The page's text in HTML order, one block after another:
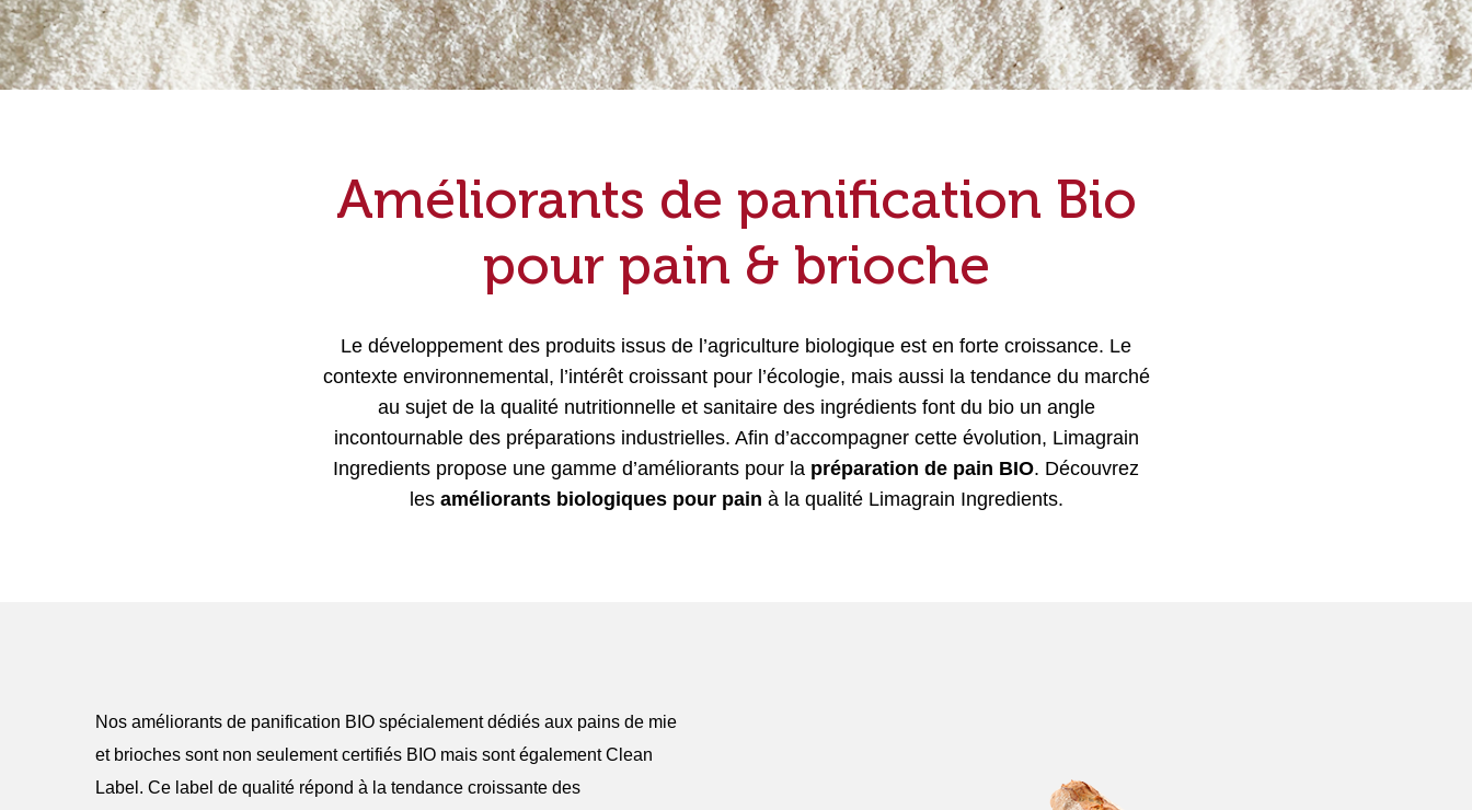
Farines & Semoules
Grains soufflés & Ingrédients toastésAméliorants de panification Bio
pour pain & brioche
Le développement des produits issus de l’agriculture biologique est en forte croissance. Le
contexte environnemental, l’intérêt croissant pour l’écologie, mais aussi la tendance du marché
au sujet de la qualité nutritionnelle et sanitaire des ingrédients font du bio un angle
incontournable des préparations industrielles. Afin d’accompagner cette évolution, Limagrain
Ingredients propose une gamme d’améliorants pour la préparation de pain BIO. Découvrez
les améliorants biologiques pour pain à la qualité Limagrain Ingredients.
Nos améliorants de panification BIO spécialement dédiés aux pains de mie
et brioches sont non seulement certifiés BIO mais sont également Clean
Label. Ce label de qualité répond à la tendance croissante des